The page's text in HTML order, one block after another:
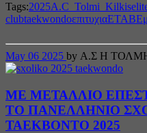
Tags:2025A.C_Tolmi_Kilkis
clubtaekwondoεπιτυχιαΕΤΑΒΕ
May 06 2025 by Α.Σ Η
ΜΕ ΜΕΤΑΛΛΙΟ
ΤΟ ΠΑΝΕΛΛΗΝΙΟ
ΤΑΕΚΒΟΝΤΟ 2025